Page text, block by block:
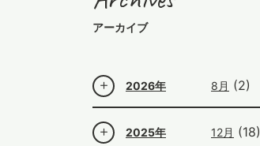
アーカイブ
2026年 8月 (2)
2025年 12月 (18)